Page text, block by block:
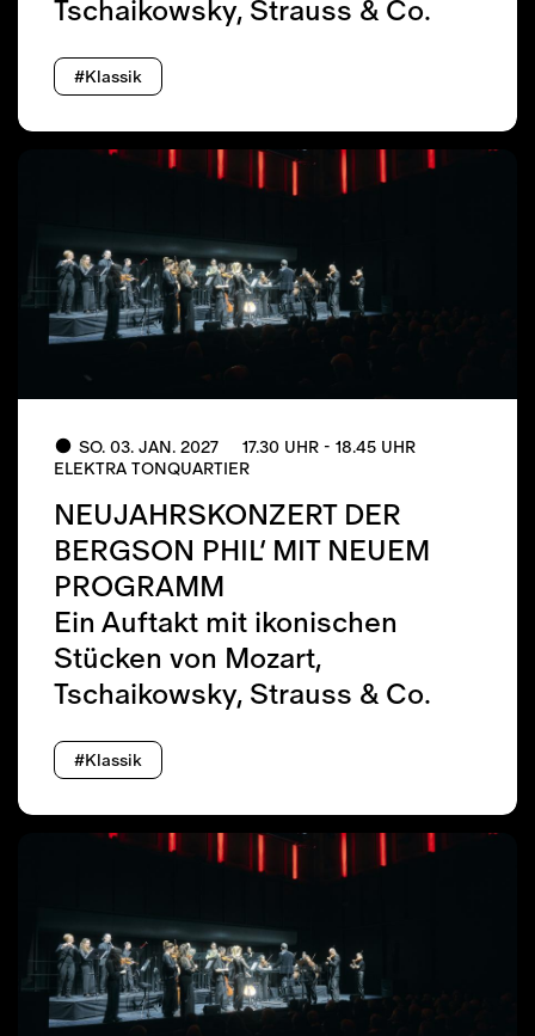
Tschaikowsky, Strauss & Co.
#Klassik
SO. 03. JAN. 2027
17.30 UHR - 18.45 UHR
ELEKTRA TONQUARTIER
NEUJAHRSKONZERT DER
BERGSON PHIL’ MIT NEUEM
PROGRAMM
Ein Auftakt mit ikonischen
Stücken von Mozart,
Tschaikowsky, Strauss & Co.
#Klassik